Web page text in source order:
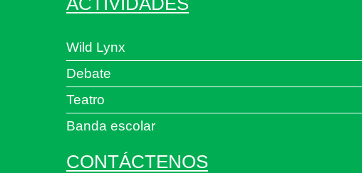
Wild Lynx
Debate
Teatro
Banda escolar
CONTÁCTENOS